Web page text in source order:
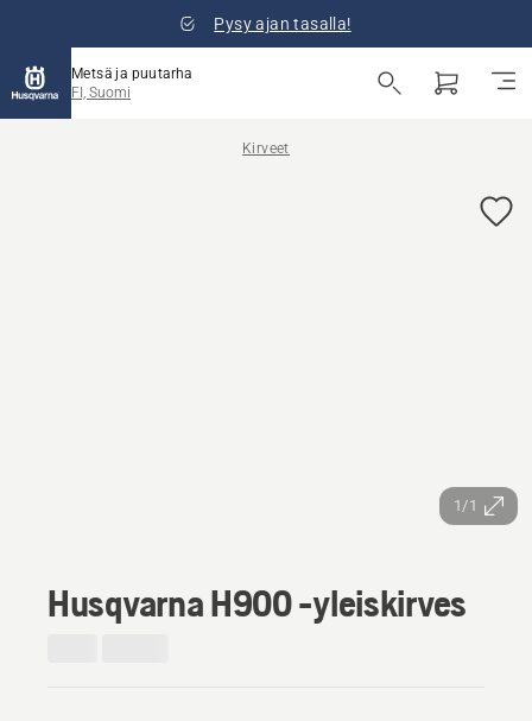
Pysy ajan tasalla!
Metsä ja puutarha
FI, Suomi
Kirveet
1/1
Husqvarna H900 -yleiskirves